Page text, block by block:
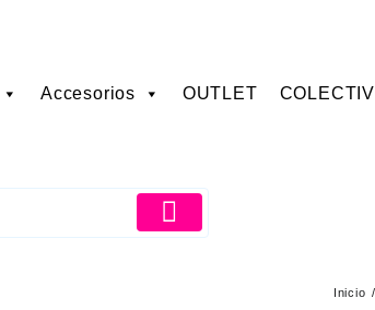
Accesorios OUTLET
Inicio